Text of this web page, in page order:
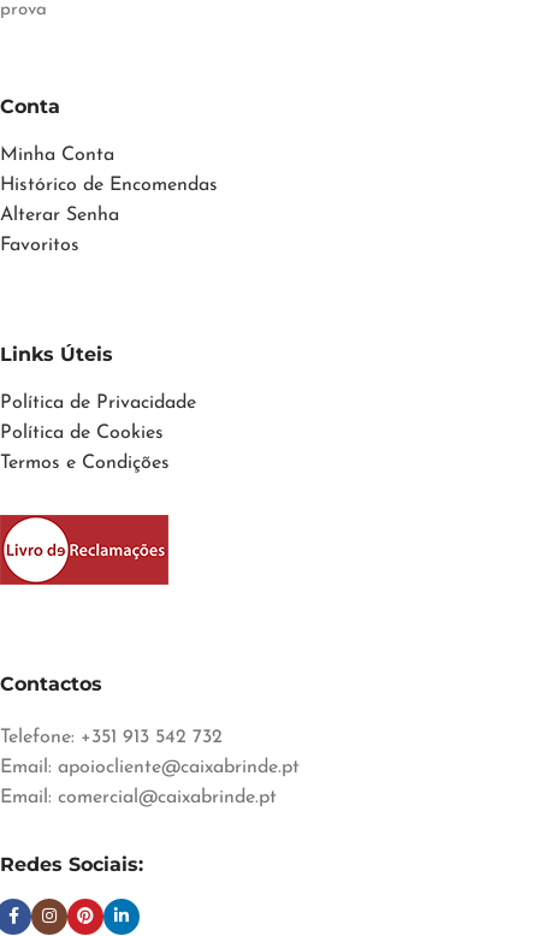
prova
Conta
Minha Conta
Histórico de Encomendas
Alterar Senha
Favoritos
Links Úteis
Política de Privacidade
Política de Cookies
Termos e Condições
Contactos
Telefone: +351 913 542 732
Email: apoiocliente@caixabrinde.pt
Email: comercial@caixabrinde.pt
Redes Sociais: